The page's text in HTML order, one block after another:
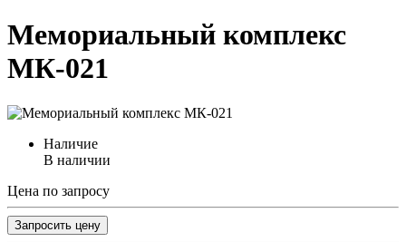
Мемориальный комплекс
МК-021
Наличие
В наличии
Цена по запросу
Запросить цену